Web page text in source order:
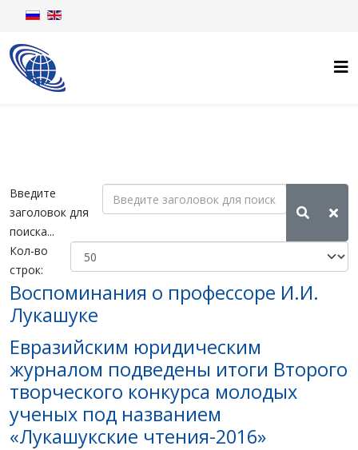
Введите
заголовок для
поиска...
Кол-во
строк:
Воспоминания о профессоре И.И.
Лукашуке
Евразийским юридическим
журналом подведены итоги Второго
творческого конкурса молодых
ученых под названием
«Лукашукские чтения-2016»